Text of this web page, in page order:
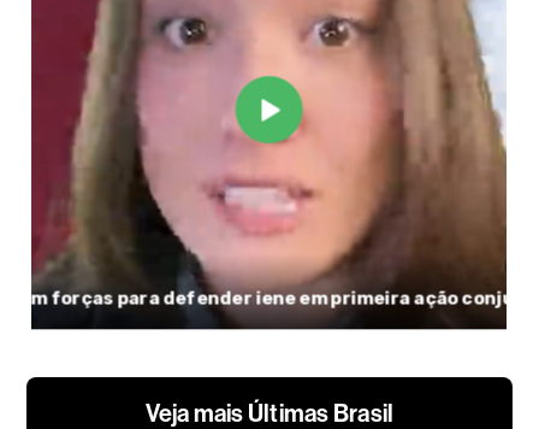
Veja mais Últimas Brasil